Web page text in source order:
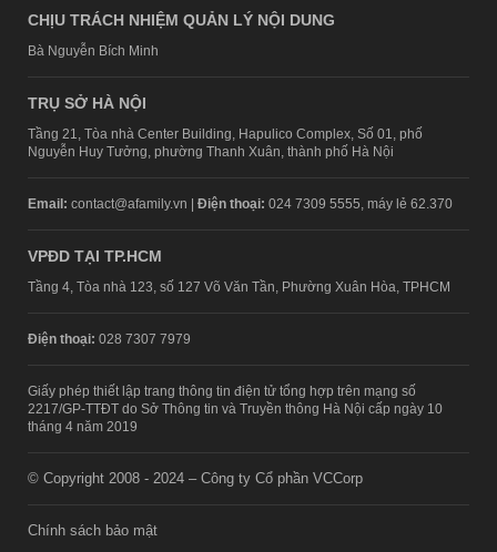
CHỊU TRÁCH NHIỆM QUẢN LÝ NỘI DUNG
Bà Nguyễn Bích Minh
TRỤ SỞ HÀ NỘI
Tầng 21, Tòa nhà Center Building, Hapulico Complex, Số 01, phố
Nguyễn Huy Tưởng, phường Thanh Xuân, thành phố Hà Nội
Email: contact@afamily.vn | Điện thoại: 024 7309 5555, máy lẻ 62.370
VPĐD TẠI TP.HCM
Tầng 4, Tòa nhà 123, số 127 Võ Văn Tần, Phường Xuân Hòa, TPHCM
Điện thoại: 028 7307 7979
Giấy phép thiết lập trang thông tin điện tử tổng hợp trên mạng số
2217/GP-TTĐT do Sở Thông tin và Truyền thông Hà Nội cấp ngày 10
tháng 4 năm 2019
© Copyright 2008 - 2024 – Công ty Cổ phần VCCorp
Chính sách bảo mật